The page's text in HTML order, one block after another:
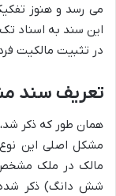
می رسد و هنوز
این سند به اسناد
در تثبیت مالکیت
تعریف سند
همان طور که ذکر
مشکل اصلی این
مالک در ملک مشخص
شش دانگ) ذکر شده